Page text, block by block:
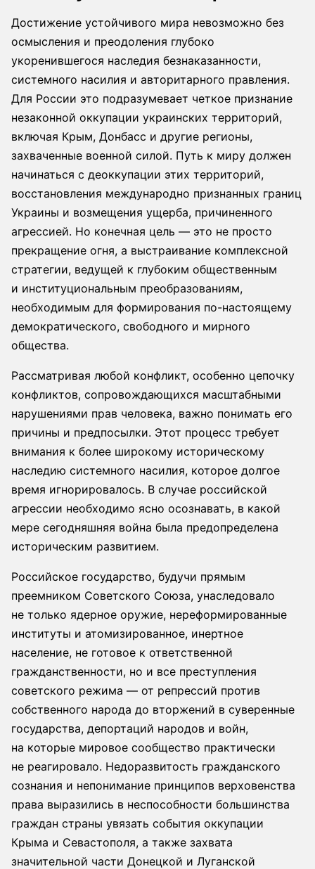
Достижение устойчивого мира невозможно без
осмысления и преодоления глубоко
укоренившегося наследия безнаказанности,
системного насилия и авторитарного правления.
Для России это подразумевает четкое признание
незаконной оккупации украинских территорий,
включая Крым, Донбасс и другие регионы,
захваченные военной силой. Путь к миру должен
начинаться с деоккупации этих территорий,
восстановления международно признанных границ
Украины и возмещения ущерба, причиненного
агрессией. Но конечная цель — это не просто
прекращение огня, а выстраивание комплексной
стратегии, ведущей к глубоким общественным
и институциональным преобразованиям,
необходимым для формирования по-настоящему
демократического, свободного и мирного
общества.
Рассматривая любой конфликт, особенно цепочку
конфликтов, сопровождающихся масштабными
нарушениями прав человека, важно понимать его
причины и предпосылки. Этот процесс требует
внимания к более широкому историческому
наследию системного насилия, которое долгое
время игнорировалось. В случае российской
агрессии необходимо ясно осознавать, в какой
мере сегодняшняя война была предопределена
историческим развитием.
Российское государство, будучи прямым
преемником Советского Союза, унаследовало
не только ядерное оружие, нереформированные
институты и атомизированное, инертное
население, не готовое к ответственной
гражданственности, но и все преступления
советского режима — от репрессий против
собственного народа до вторжений в суверенные
государства, депортаций народов и войн,
на которые мировое сообщество практически
не реагировало. Недоразвитость гражданского
сознания и непонимание принципов верховенства
права выразились в неспособности большинства
граждан страны увязать события оккупации
Крыма и Севастополя, а также захвата
значительной части Донецкой и Луганской